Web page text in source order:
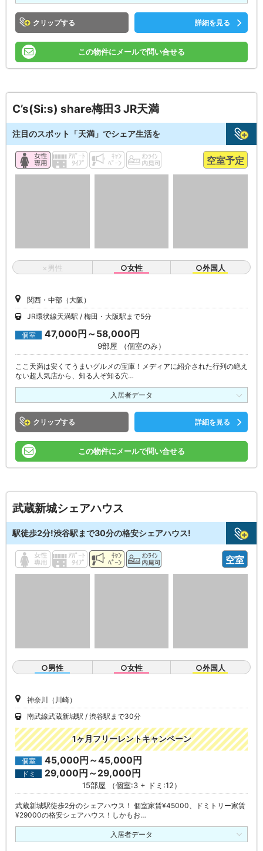
クリップ 詳細を見る
この物件にメールで問い合せる
C’s(Si:s) share梅田3 JR天満
注目のスポット「天満」でシェア生活を
空室予定
×男性 ○女性 ○外国人
関西・中部（大阪）
JR環状線天満駅
梅田・大阪駅まで5分
個室 47,000円～58,000円
9部屋 （個室のみ）
ここ天満は安くてうまいグルメの宝庫！メディアに紹介された行列の絶え
ない超人気店から、知る人ぞ知る穴…
入居者データ
クリップ 詳細を見る
この物件にメールで問い合せる
武蔵新城シェアハウス
駅徒歩2分!渋谷駅まで30分の格安シェアハウス!
空室
○男性 ○女性 ○外国人
神奈川（川崎）
南武線武蔵新城駅
渋谷駅まで30分
1ヶ月フリーレントキャンペーン
個室 45,000円～45,000円
ドミ 29,000円～29,000円
15部屋 （個室:3 + ドミ:12）
武蔵新城駅徒歩2分のシェアハウス！ 個室家賃¥45000、ドミトリー家賃
¥29000の格安シェアハウス！しかもお…
入居者データ